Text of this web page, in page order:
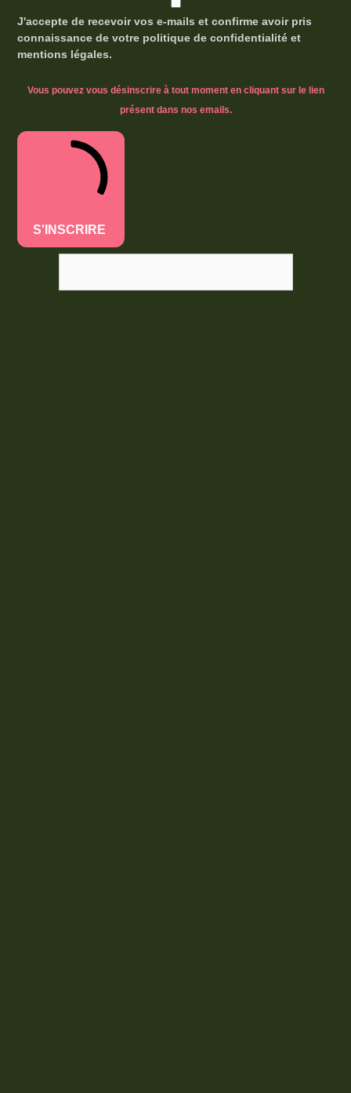
J'accepte de recevoir vos e-mails et confirme avoir pris
connaissance de votre politique de confidentialité et
mentions légales.
Vous pouvez vous désinscrire à tout moment en cliquant sur le lien
présent dans nos emails.
S'INSCRIRE